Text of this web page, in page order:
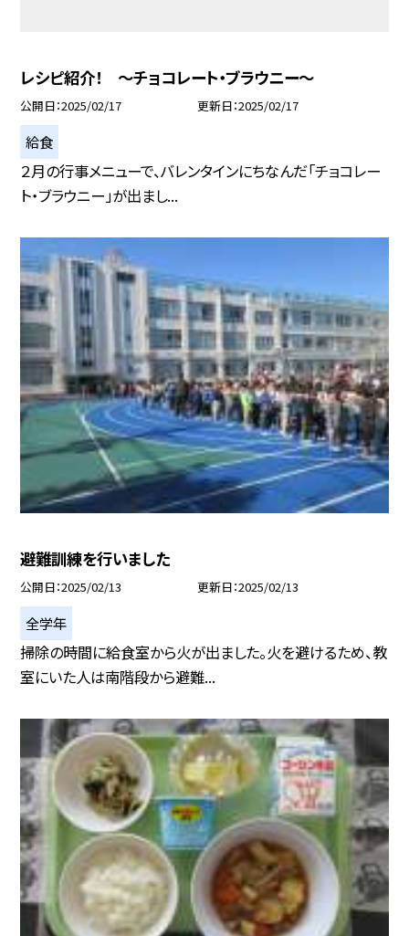
レシピ紹介！ 〜チョコレート・ブラウニー〜
公開日 2025/02/17 更新日 2025/02/17
給食
２月の行事メニューで、バレンタインにちなんだ「チョコレー
ト・ブラウニー」が出まし...
避難訓練を行いました
公開日 2025/02/13 更新日 2025/02/13
全学年
掃除の時間に給食室から火が出ました。火を避けるため、教
室にいた人は南階段から避難...